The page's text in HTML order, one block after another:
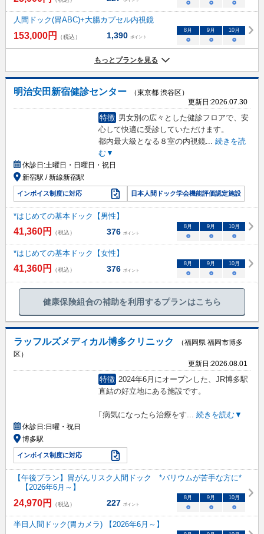
○ ○ ○
人間ドック(胃ABC)+大腸カプセル内視鏡
153,000円 （税込） 1,390 ポイント
8月 9月 10月
○ ○ ○
もっとプランを見る
明治安田新宿健診センター
（東京都 渋谷区）
更新日:2026.07.30
特徴 男女別の広々とした健診フロアで、安
心して快適に受診していただけます。
都内最大級となる８室の内視鏡
続きを読
む▼
休診日:土曜日・日曜日・祝日
新宿駅 / 新線新宿駅
インボイス制度に対応 日本人間ドック学会機能評価認定施設
*はじめての基本ドック【男性】
41,360円 （税込） 376 ポイント
8 月 9 月 10月
○ ○ ○
*はじめての基本ドック【女性】
41,360円 （税込） 376 ポイント
8 月 9 月 10月
○ ○ ○
健康保険組合の補助を利用するプランはこちら
ラッフルズメディカル博多クリニック
（福岡県 福岡市博多
区）
更新日:2026.08.01
特徴 2024年6月にオープンした、JR博多駅
直結の好立地にある施設です。
｢病気になったら治療をす... 続きを読む▼
休診日:日曜・祝日
博多駅
インボイス制度に対応
【午後プラン】胃がんリスク人間ドック *バリウムが苦手な方に*
【2026年6月～】
24,970円 （税込） 227 ポイント
8月 9月 10月
○ ○ ○
半日人間ドック(胃カメラ) 【2026年6月～】